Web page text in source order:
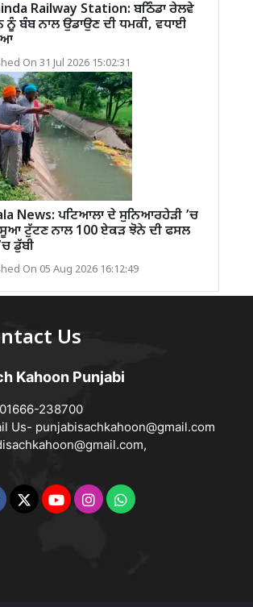
Railway Station: ਬਠਿੰਡਾ ਰੇਲਵੇ
ਨੂੰ ਬੰਬ ਨਾਲ ਉਡਾਉਣ ਦੀ ਧਮਕੀ, ਵਧਾਈ
On 31 Jul 2026 15:02:31
News: ਪਟਿਆਲਾ ਦੇ ਸੁਨਿਆਰਹੇੜੀ ’ਚ
ਟੁੱਟਣ ਨਾਲ 100 ਏਕੜ ਝੋਨੇ ਦੀ ਫਸਲ
ਡੁੱਬੀ
On 05 Aug 2026 16:12:49
Us
Kahoon Punjabi
238700
Us- punjabisachkahoon@gmail.com
,